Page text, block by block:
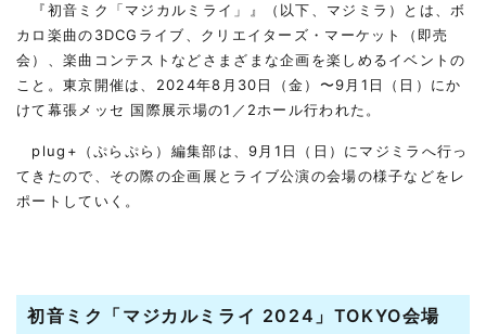
『初音ミク「マジカルミライ」』（以下、マジミラ）とは、ボ
カロ楽曲の3DCGライブ、クリエイターズ・マーケット（即売
会）、楽曲コンテストなどさまざまな企画を楽しめるイベントの
こと。東京開催は、2024年8月30日（金）〜9月1日（日）にか
けて幕張メッセ 国際展示場の1／2ホール行われた。
plug+（ぷらぷら）編集部は、9月1日（日）にマジミラへ行っ
てきたので、その際の企画展とライブ公演の会場の様子などをレ
ポートしていく。
初音ミク「マジカルミライ 2024」TOKYO会場